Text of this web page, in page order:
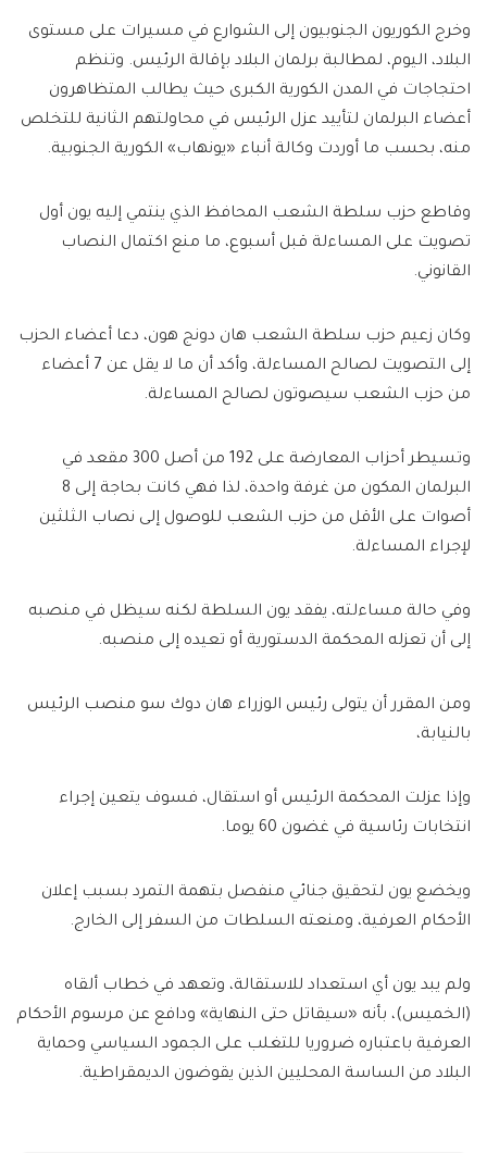
وخرج الكوريون الجنوبيون إلى الشوارع في مسيرات على مستوى
البلاد، اليوم، لمطالبة برلمان البلاد بإقالة الرئيس. وتنظم
احتجاجات في المدن الكورية الكبرى حيث يطالب المتظاهرون
أعضاء البرلمان لتأييد عزل الرئيس في محاولتهم الثانية للتخلص
منه، بحسب ما أوردت وكالة أنباء «يونهاب» الكورية الجنوبية.
وقاطع حزب سلطة الشعب المحافظ الذي ينتمي إليه يون أول
تصويت على المساءلة قبل أسبوع، ما منع اكتمال النصاب
القانوني.
وكان زعيم حزب سلطة الشعب هان دونج هون، دعا أعضاء الحزب
إلى التصويت لصالح المساءلة، وأكد أن ما لا يقل عن 7 أعضاء
من حزب الشعب سيصوتون لصالح المساءلة.
وتسيطر أحزاب المعارضة على 192 من أصل 300 مقعد في
البرلمان المكون من غرفة واحدة، لذا فهي كانت بحاجة إلى 8
أصوات على الأقل من حزب الشعب للوصول إلى نصاب الثلثين
لإجراء المساءلة.
وفي حالة مساءلته، يفقد يون السلطة لكنه سيظل في منصبه
إلى أن تعزله المحكمة الدستورية أو تعيده إلى منصبه.
ومن المقرر أن يتولى رئيس الوزراء هان دوك سو منصب الرئيس
بالنيابة،
وإذا عزلت المحكمة الرئيس أو استقال، فسوف يتعين إجراء
انتخابات رئاسية في غضون 60 يوما.
ويخضع يون لتحقيق جنائي منفصل بتهمة التمرد بسبب إعلان
الأحكام العرفية، ومنعته السلطات من السفر إلى الخارج.
ولم يبد يون أي استعداد للاستقالة، وتعهد في خطاب ألقاه
(الخميس)، بأنه «سيقاتل حتى النهاية» ودافع عن مرسوم الأحكام
العرفية باعتباره ضروريا للتغلب على الجمود السياسي وحماية
البلاد من الساسة المحليين الذين يقوضون الديمقراطية.